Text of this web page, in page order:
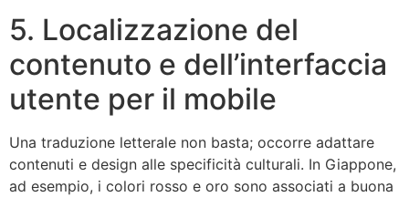
5. Localizzazione del
contenuto e dell’interfaccia
utente per il mobile
Una traduzione letterale non basta; occorre adattare
contenuti e design alle specificità culturali. In Giappone,
ad esempio, i colori rosso e oro sono associati a buona